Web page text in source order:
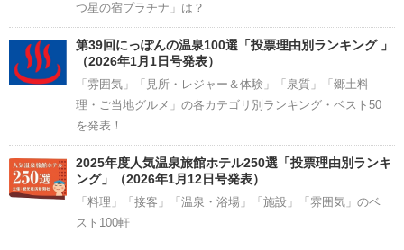
つ星の宿プラチナ」は？
第39回にっぽんの温泉100選「投票理由別ランキング 」
（2026年1月1日号発表）
「雰囲気」「見所・レジャー＆体験」「泉質」「郷土料
理・ご当地グルメ」の各カテゴリ別ランキング・ベスト50
を発表！
2025年度人気温泉旅館ホテル250選「投票理由別ランキ
ング」（2026年1月12日号発表）
「料理」「接客」「温泉・浴場」「施設」「雰囲気」のベ
スト100軒